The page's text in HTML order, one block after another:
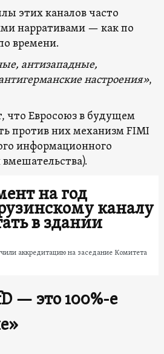
этих каналов часто
нарративами — как по
времени.
антизападные,
настроения»,
что Евросоюз в будущем
против них механизм FIMI
информационного
на год
каналу
в здании
аккредитацию на заседание Комитета
— это 100%-е